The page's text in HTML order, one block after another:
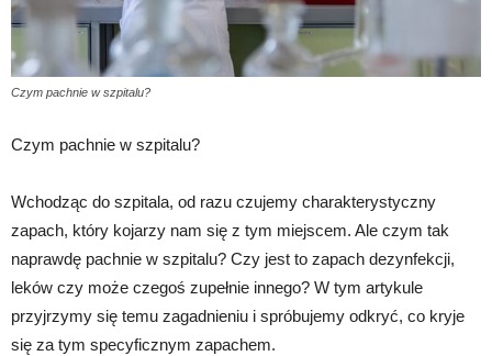
Czym pachnie w szpitalu?
Czym pachnie w szpitalu?
Wchodząc do szpitala, od razu czujemy charakterystyczny
zapach, który kojarzy nam się z tym miejscem. Ale czym tak
naprawdę pachnie w szpitalu? Czy jest to zapach dezynfekcji,
leków czy może czegoś zupełnie innego? W tym artykule
przyjrzymy się temu zagadnieniu i spróbujemy odkryć, co kryje
się za tym specyficznym zapachem.